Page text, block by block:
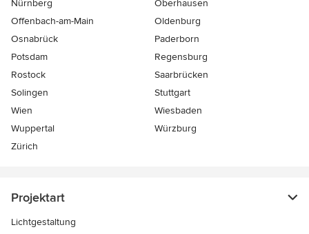
Nürnberg
Oberhausen
Offenbach-am-Main
Oldenburg
Osnabrück
Paderborn
Potsdam
Regensburg
Rostock
Saarbrücken
Solingen
Stuttgart
Wien
Wiesbaden
Wuppertal
Würzburg
Zürich
Projektart
Lichtgestaltung